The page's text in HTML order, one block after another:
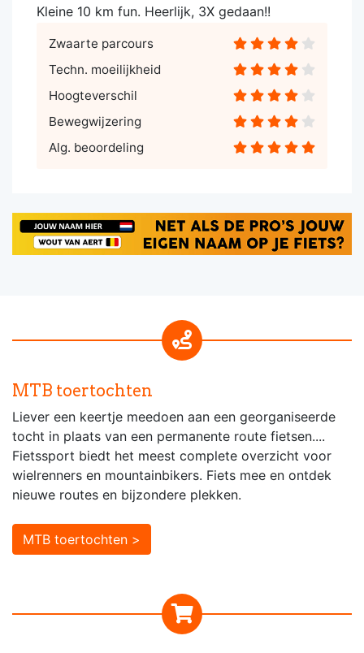
Kleine 10 km fun. Heerlijk, 3X gedaan!!
Zwaarte parcours
Techn. moeilijkheid
Hoogteverschil
Bewegwijzering
Alg. beoordeling
MTB toertochten
Liever een keertje meedoen aan een georganiseerde
tocht in plaats van een permanente route fietsen....
Fietssport biedt het meest complete overzicht voor
wielrenners en mountainbikers. Fiets mee en ontdek
nieuwe routes en bijzondere plekken.
MTB toertochten >